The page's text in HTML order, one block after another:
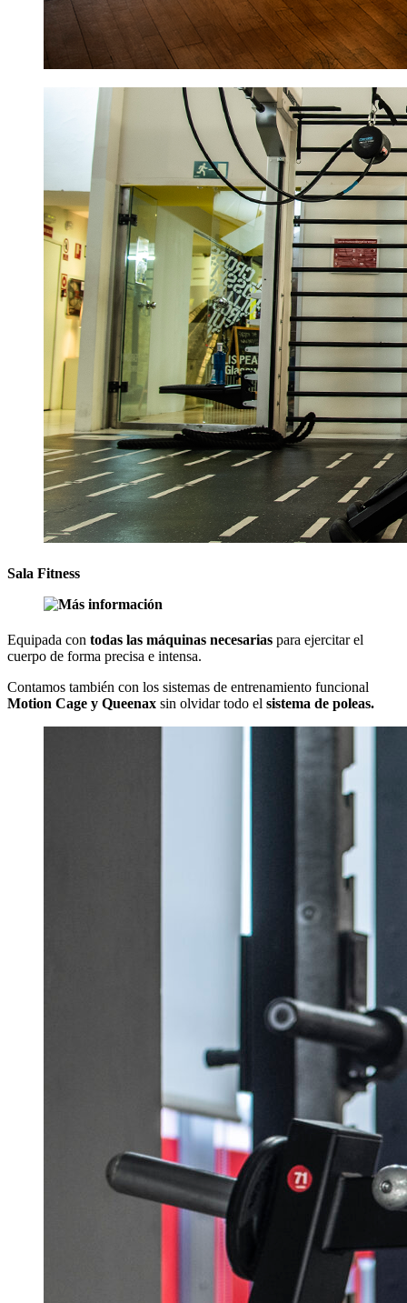
Sala Fitness
Equipada con todas las máquinas necesarias para ejercitar el
cuerpo de forma precisa e intensa.
Contamos también con los sistemas de entrenamiento funcional
Motion Cage y Queenax sin olvidar todo el sistema de poleas.